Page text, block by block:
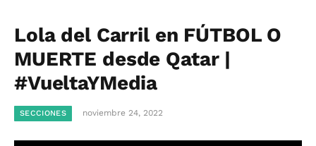
Lola del Carril en FÚTBOL O
MUERTE desde Qatar |
#VueltaYMedia
SECCIONES noviembre 24, 2022